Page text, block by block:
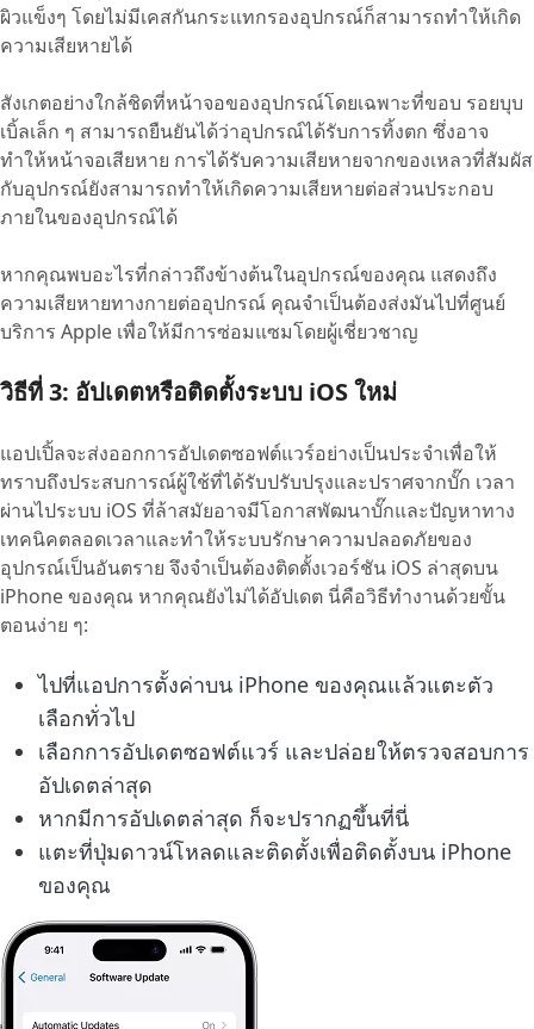
ผิวแข็งๆ โดยไม่มีเคสกันกระแทกรองอุปกรณ์ก็สามารถทำให้เกิด
ความเสียหายได้
สังเกตอย่างใกล้ชิดที่หน้าจอของอุปกรณ์โดยเฉพาะที่ขอบ รอยบุบ
เบิ้ลเล็ก ๆ สามารถยืนยันได้ว่าอุปกรณ์ได้รับการทิ้งตก ซึ่งอาจ
ทำให้หน้าจอเสียหาย การได้รับความเสียหายจากของเหลวที่สัมผัส
กับอุปกรณ์ยังสามารถทำให้เกิดความเสียหายต่อส่วนประกอบ
ภายในของอุปกรณ์ได้
หากคุณพบอะไรที่กล่าวถึงข้างต้นในอุปกรณ์ของคุณ แสดงถึง
ความเสียหายทางกายต่ออุปกรณ์ คุณจำเป็นต้องส่งมันไปที่ศูนย์
บริการ Apple เพื่อให้มีการซ่อมแซมโดยผู้เชี่ยวชาญ
วิธีที่ 3: อัปเดตหรือติดตั้งระบบ iOS ใหม่
แอปเปิ้ลจะส่งออกการอัปเดตซอฟต์แวร์อย่างเป็นประจำเพื่อให้
ทราบถึงประสบการณ์ผู้ใช้ที่ได้รับปรับปรุงและปราศจากบั๊ก เวลา
ผ่านไประบบ iOS ที่ล้าสมัยอาจมีโอกาสพัฒนาบั๊กและปัญหาทาง
เทคนิคตลอดเวลาและทำให้ระบบรักษาความปลอดภัยของ
อุปกรณ์เป็นอันตราย จึงจำเป็นต้องติดตั้งเวอร์ชัน iOS ล่าสุดบน
iPhone ของคุณ หากคุณยังไม่ได้อัปเดต นี่คือวิธีทำงานด้วยขั้น
ตอนง่าย ๆ:
ไปที่แอปการตั้งค่าบน iPhone ของคุณแล้วแตะตัว
เลือกทั่วไป
เลือกการอัปเดตซอฟต์แวร์ และปล่อยให้ตรวจสอบการ
อัปเดตล่าสุด
หากมีการอัปเดตล่าสุด ก็จะปรากฏขึ้นที่นี่
แตะที่ปุ่มดาวน์โหลดและติดตั้งเพื่อติดตั้งบน iPhone
ของคุณ